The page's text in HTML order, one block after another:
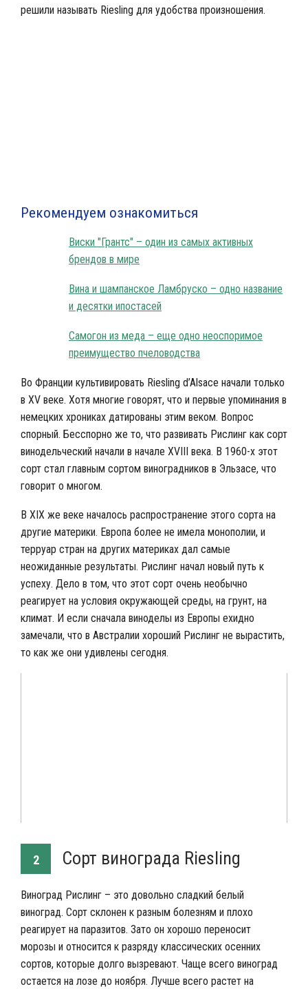
решили называть Riesling для удобства произношения.
Рекомендуем ознакомиться
Виски "Грантс" – один из самых активных
брендов в мире
Вина и шампанское Ламбруско – одно название
и десятки ипостасей
Самогон из меда – еще одно неоспоримое
преимущество пчеловодства
Во Франции культивировать Riesling d’Alsace начали только
в XV веке. Хотя многие говорят, что и первые упоминания в
немецких хрониках датированы этим веком. Вопрос
спорный. Бесспорно же то, что развивать Рислинг как сорт
винодельческий начали в начале XVIII века. В 1960-х этот
сорт стал главным сортом виноградников в Эльзасе, что
говорит о многом.
В XIX же веке началось распространение этого сорта на
другие материки. Европа более не имела монополии, и
терруар стран на других материках дал самые
неожиданные результаты. Рислинг начал новый путь к
успеху. Дело в том, что этот сорт очень необычно
реагирует на условия окружающей среды, на грунт, на
климат. И если сначала виноделы из Европы ехидно
замечали, что в Австралии хороший Рислинг не вырастить,
то как же они удивлены сегодня.
2 Сорт винограда Riesling
Виноград Рислинг – это довольно сладкий белый
виноград. Сорт склонен к разным болезням и плохо
реагирует на паразитов. Зато он хорошо переносит
морозы и относится к разряду классических осенних
сортов, которые долго вызревают. Чаще всего виноград
остается на лозе до ноября. Лучше всего растет на